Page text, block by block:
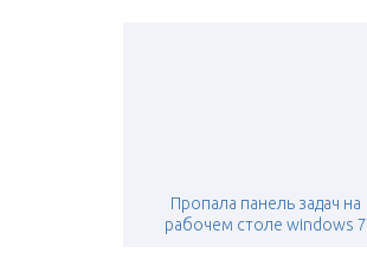
Пропала панель задач на
рабочем столе windows 7